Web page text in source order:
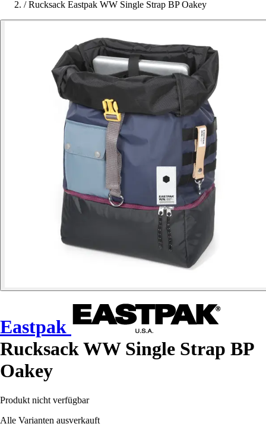
/ Rucksack Eastpak WW Single Strap BP Oakey
Eastpak
Rucksack WW Single Strap BP
Oakey
Produkt nicht verfügbar
Alle Varianten ausverkauft